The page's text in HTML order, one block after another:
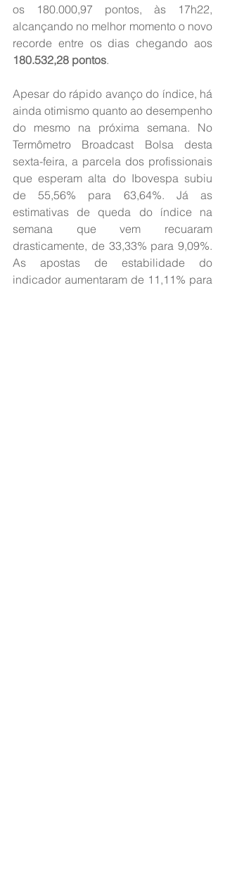
os 180.000,97 pontos, às 17h22,
alcançando no melhor momento o novo
180.532,28 pontos.
Apesar do rápido avanço do índice, há
ainda otimismo quanto ao desempenho
do mesmo na próxima semana. No
Termômetro Broadcast Bolsa desta
sexta-feira, a parcela dos profissionais
que esperam alta do Ibovespa subiu
de 55,56% para 63,64%. Já as
estimativas de queda do índice na
semana que vem recuaram
drasticamente, de 33,33% para 9,09%.
As apostas de estabilidade do
indicador aumentaram de 11,11% para